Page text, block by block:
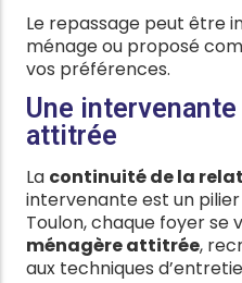
Le repassage peut être
ménage ou proposé
vos préférences.
Une
attitrée
La continuité de la
intervenante est un pilier
Toulon, chaque foyer se
ménagère attitrée,
aux techniques